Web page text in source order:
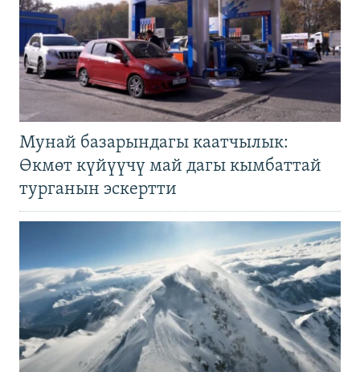
Мунай базарындагы каатчылык:
Өкмөт күйүүчү май дагы кымбаттай
турганын эскертти